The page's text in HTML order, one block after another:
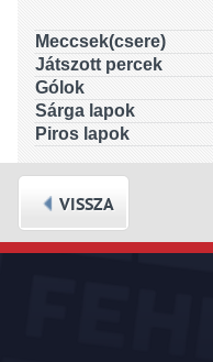
Meccsek(csere)
Játszott percek
Gólok
Sárga lapok
Piros lapok
VISSZA